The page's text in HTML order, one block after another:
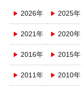
2026年 2025年
2021年 2020年
2016年 2015年
2011年 2010年